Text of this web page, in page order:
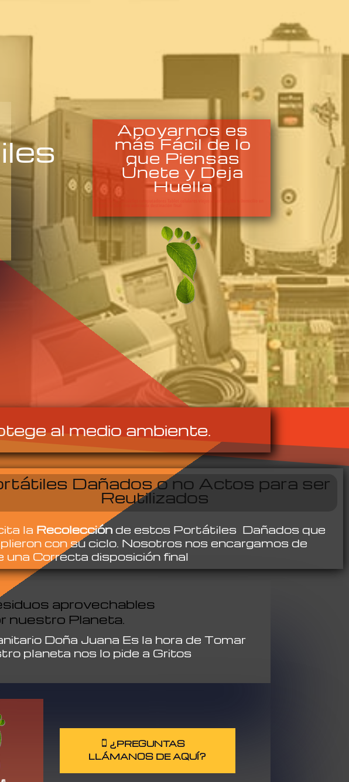
Apoyarnos es
más Fácil de lo
que Piensas
Únete y Deja
Huella
al medio ambiente.
Dañados o no Actos para ser
Reutilizados
la Recolecciónde estos Portátiles Dañados que
con su ciclo. Nosotros nos encargamos de
una Correcta disposición final
aprovechables
nuestro Planeta.
Doña Juana Es la hora de Tomar
planeta nos lo pide a Gritos
¿PREGUNTAS
LLÁMANOS DE AQUÍ?